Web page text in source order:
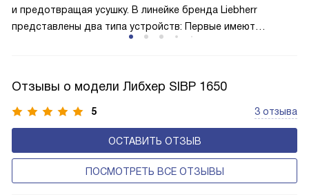
и предотвращая усушку. В линейке бренда Liebherr
представлены два типа устройств: Первые имеют
с панелью, выполняющей функцию «сухой стенки». Такие
устройства обеспечивают более комфортную
эксплуатацию и чаще всего оснащены нулевой зоной
свежести BioFresh 0°C. Они встречаются в сериях Plus,
Prime и Peak.
Отзывы о модели Либхер SIBP 1650
5 3 отзыва
ОСТАВИТЬ ОТЗЫВ
ПОСМОТРЕТЬ ВСЕ ОТЗЫВЫ